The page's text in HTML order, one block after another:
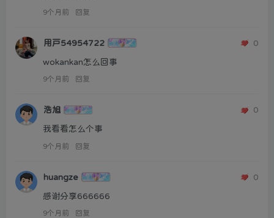
9个月前 回复
用户54954722 0
wokankan怎么回事
9个月前 回复
浩旭 0
我看看怎么个事
9个月前 回复
huangze 0
感谢分享666666
9个月前 回复